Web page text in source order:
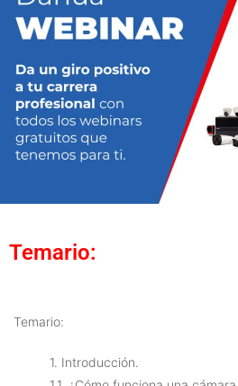
Temario:
Temario:
1. Introducción.